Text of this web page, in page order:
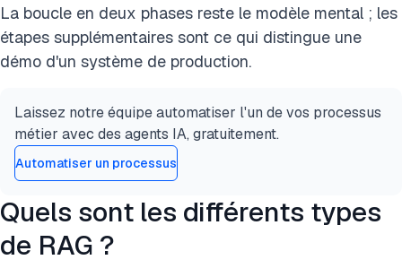
La boucle en deux phases reste le modèle mental ; les
étapes supplémentaires sont ce qui distingue une
démo d'un système de production.
Laissez notre équipe automatiser l'un de vos processus
métier avec des agents IA, gratuitement.
Automatiser un processus
Quels sont les différents types
de RAG ?